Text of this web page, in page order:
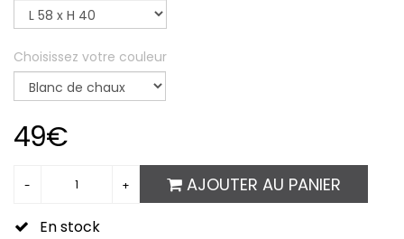
Choisissez votre couleur
49€
AJOUTER AU PANIER
En stock